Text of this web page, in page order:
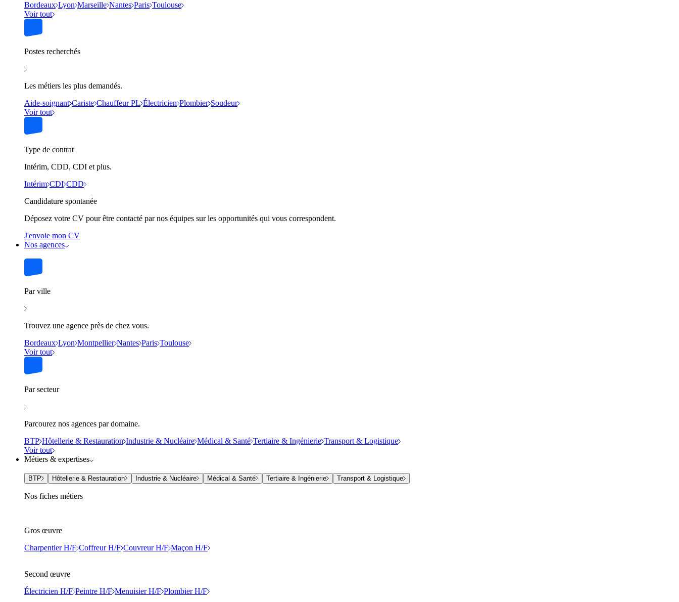
Bordeaux Lyon Marseille Nantes Paris Toulouse
Voir tout
Postes recherchés
Les métiers les plus demandés.
Aide-soignant Cariste Chauffeur PL Électricien Plombier Soudeur
Voir tout
Type de contrat
Intérim, CDD, CDI et plus.
Intérim CDI CDD
Candidature spontanée
Déposez votre CV pour être contacté par nos équipes sur les opportunités qui vous correspondent.
J'envoie mon CV
Nos agences
Par ville
Trouvez une agence près de chez vous.
Bordeaux Lyon Montpellier Nantes Paris Toulouse
Voir tout
Par secteur
Parcourez nos agences par domaine.
BTP Hôtellerie & Restauration Industrie & Nucléaire Médical & Santé Tertiaire & Ingénierie Transport & Logistique
Voir tout
Métiers & expertises
BTP Hôtellerie & Restauration Industrie & Nucléaire Médical & Santé Tertiaire & Ingénierie Transport & Logistique
Nos fiches métiers
Gros œuvre
Charpentier H/F Coffreur H/F Couvreur H/F Maçon H/F
Second œuvre
Électricien H/F Peintre H/F Menuisier H/F Plombier H/F